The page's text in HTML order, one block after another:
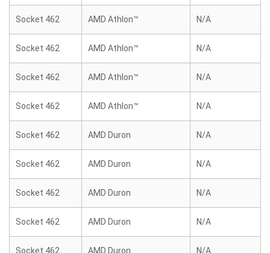
Socket 462 AMD Athlon™ N/A
Socket 462 AMD Athlon™ N/A
Socket 462 AMD Athlon™ N/A
Socket 462 AMD Athlon™ N/A
Socket 462 AMD Duron N/A
Socket 462 AMD Duron N/A
Socket 462 AMD Duron N/A
Socket 462 AMD Duron N/A
Socket 462 AMD Duron N/A